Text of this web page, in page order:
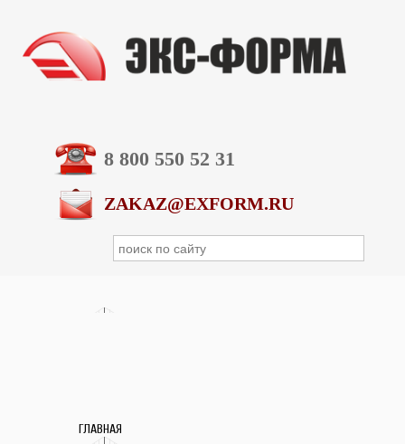
8 800 550 52 31
ZAKAZ@EXFORM.RU
ГЛАВНАЯ